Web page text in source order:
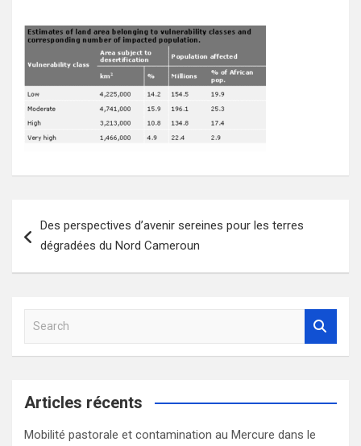
de
Des perspectives d’avenir sereines pour les terres
dégradées du Nord Cameroun
a
c
Articles récents
Mobilité pastorale et contamination au Mercure dans le